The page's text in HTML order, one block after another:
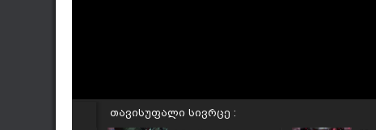
თავისუფალი სივრცე :